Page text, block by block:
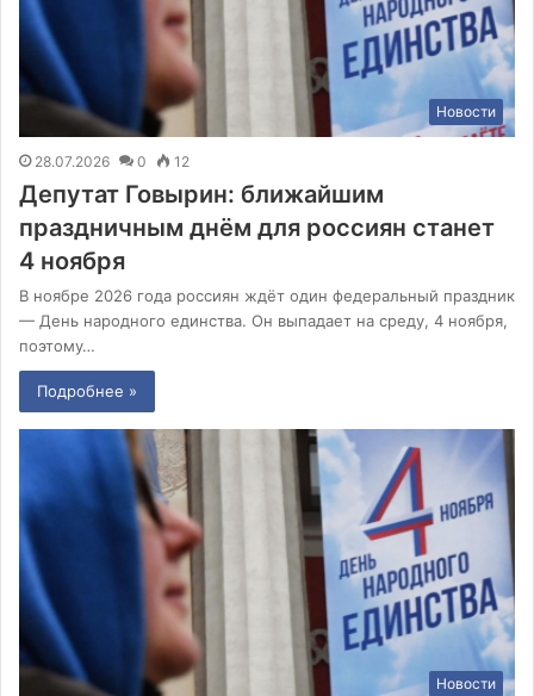
Новости
28.07.2026 0 12
Депутат Говырин: ближайшим
праздничным днём для россиян станет
4 ноября
В ноябре 2026 года россиян ждёт один федеральный праздник
— День народного единства. Он выпадает на среду, 4 ноября,
поэтому…
Подробнее »
Новости